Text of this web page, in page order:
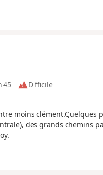
45
Difficile
moins clément.Quelques
des grands chemins